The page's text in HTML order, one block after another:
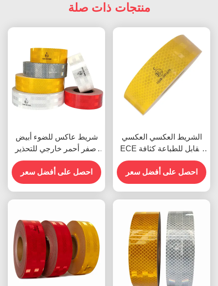
منتجات ذات صلة
شريط عاكس للضوء أبيض
أصفر أحمر خارجي للتحذير
ECE للمقطورات
احصل على أفضل سعر
الشريط العكسي العكسي
ECE القابل للطباعة كثافة
عالية
احصل على أفضل سعر